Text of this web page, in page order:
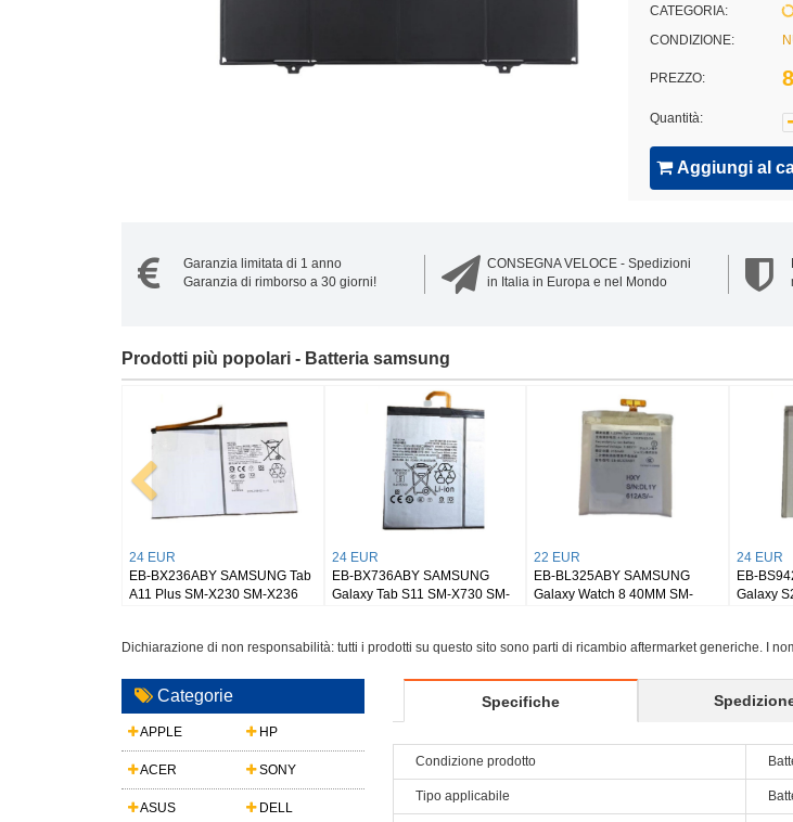
CATEGORIA:
CONDIZIONE:
PREZZO:
Quantità:
Aggiungi al
Garanzia limitata di 1 anno
Garanzia di rimborso a 30 giorni!
CONSEGNA VELOCE - Spedizioni
in Italia in Europa e nel Mondo
Prodotti più popolari - Batteria samsung
EB-BS946ABY Samsung
Galaxy S26 Plus/S947
NS1250 Samsung Buds 2/
buds 2 pro earbuds
EB-BX906ABY SAMSUNG
Galaxy Tab S8 Ultra SM-X900
Dichiarazione di non responsabilità: tutti i prodotti su questo sito sono parti di ricambio aftermarket generiche. I
Specifiche
Condizione prodotto
Tipo applicabile
Categorie
APPLE HP
ACER SONY
ASUS DELL